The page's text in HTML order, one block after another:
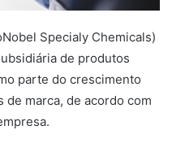
Specialy Chemicals)
de produtos
parte do crescimento
de marca, de acordo com